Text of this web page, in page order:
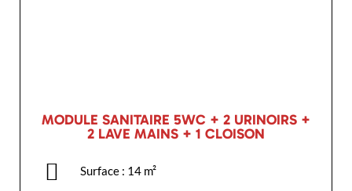
MODULE SANITAIRE 5WC + 2 URINOIRS +
2 LAVE MAINS + 1 CLOISON
Surface : 14 m²